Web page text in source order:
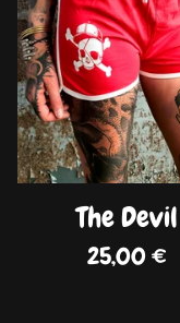
The Devil
25,00€